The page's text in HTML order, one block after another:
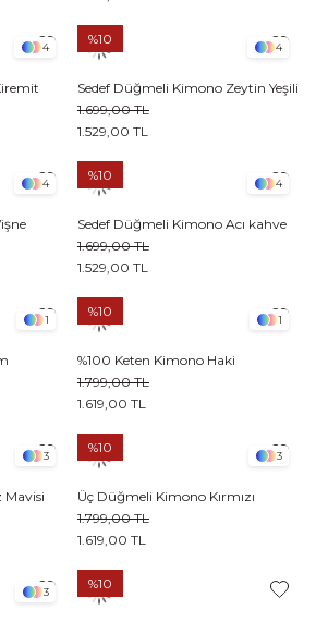
4 4
Sedef Düğmeli Kimono Zeytin Yeşili
1.529,00 TL
1.699,00 TL
%10
4 4
Sedef Düğmeli Kimono Acı kahve
1.529,00 TL
1.699,00 TL
%10
1 1
%100 Keten Kimono Haki
1.619,00 TL
1.799,00 TL
%10
3
Mavisi
3
Üç Düğmeli Kimono Kırmızı
1.619,00 TL
1.799,00 TL
%10
3
%10